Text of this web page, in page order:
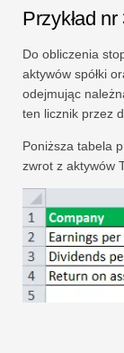
Przykład nr
Do obliczenia
aktywów spółki
odejmując
ten licznik przez
Poniższa tabela
zwrot z aktywów